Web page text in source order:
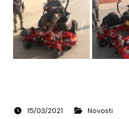
15/03/2021 Novosti